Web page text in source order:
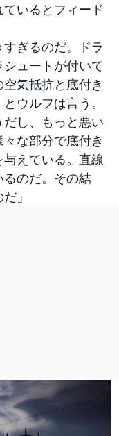
いるとフィード
すぎるのだ。ドラ
ュートが付いて
気抵抗と底付き
ウルフは言う。
だし、もっと悪い
な部分で底付き
えている。直線
るのだ。その結
」